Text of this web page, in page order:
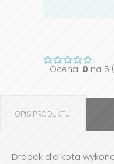
Ocena: 0 na 5
OPIS PRODUKTU
Drapak dla kota